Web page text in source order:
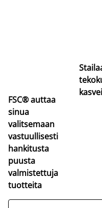
FSC® auttaa
sinua
valitsemaan
vastuullisesti
hankitusta
puusta
valmistettuja
tuotteita